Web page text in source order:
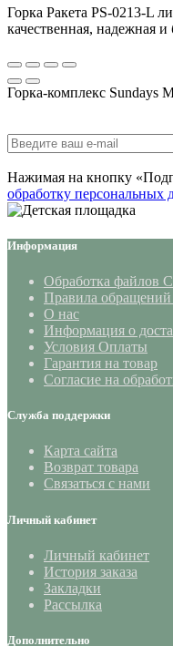
Горка Ракета PS-0213-L
качественная, надежная
Горка-комплекс
Нажимая на кнопку
обработку персональных
Информация
Обработка файлов
Правила обращений
О нас
Информация о
Условия Оплаты
Гарантия на товар
Согласие на
Служба поддержки
Карта сайта
Возврат товара
Связаться с нами
Личный кабинет
Личный кабинет
История заказа
Закладки
Рассылка
Дополнительно